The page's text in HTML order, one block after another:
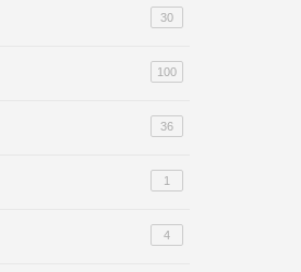
30
100
36
1
4